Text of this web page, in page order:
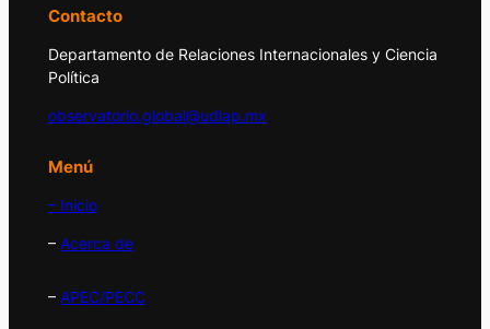
Contacto
Departamento de Relaciones Internacionales y Ciencia
Política
observatorio.global@udlap.mx
Menú
– Inicio
– Acerca de
– APEC/PECC